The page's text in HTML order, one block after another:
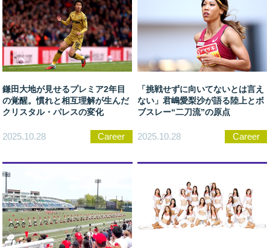
鎌田大地が見せるプレミア2年目
の覚醒。慣れと相互理解が生んだ
クリスタル・パレスの変化
2025.10.28 Career
「挑戦せずに向いてないとは言え
ない」君嶋愛梨沙が語る陸上とボ
ブスレー“二刀流”の原点
2025.10.28 Career